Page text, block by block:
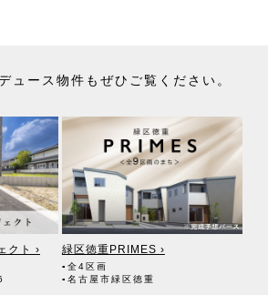
6）の業務に付随する、お客様にとって有用
先のご案内や商品の発送、関連するアフター
第49条に基づく帳簿及びその資料として保管
情報は、不動産の売買、賃貸等に関する価格
建物取引業法第34条の2第2項に規定する「意
依頼者に提供することがあります。
報の利用目的」（1）～（9）の業務におい
に必要な場合にのみ、個人情報を第三者に提
ュース物件もぜひご覧ください。
クト › 緑区徳重PRIMES ›
▪全4区画
▪名古屋市緑区徳重